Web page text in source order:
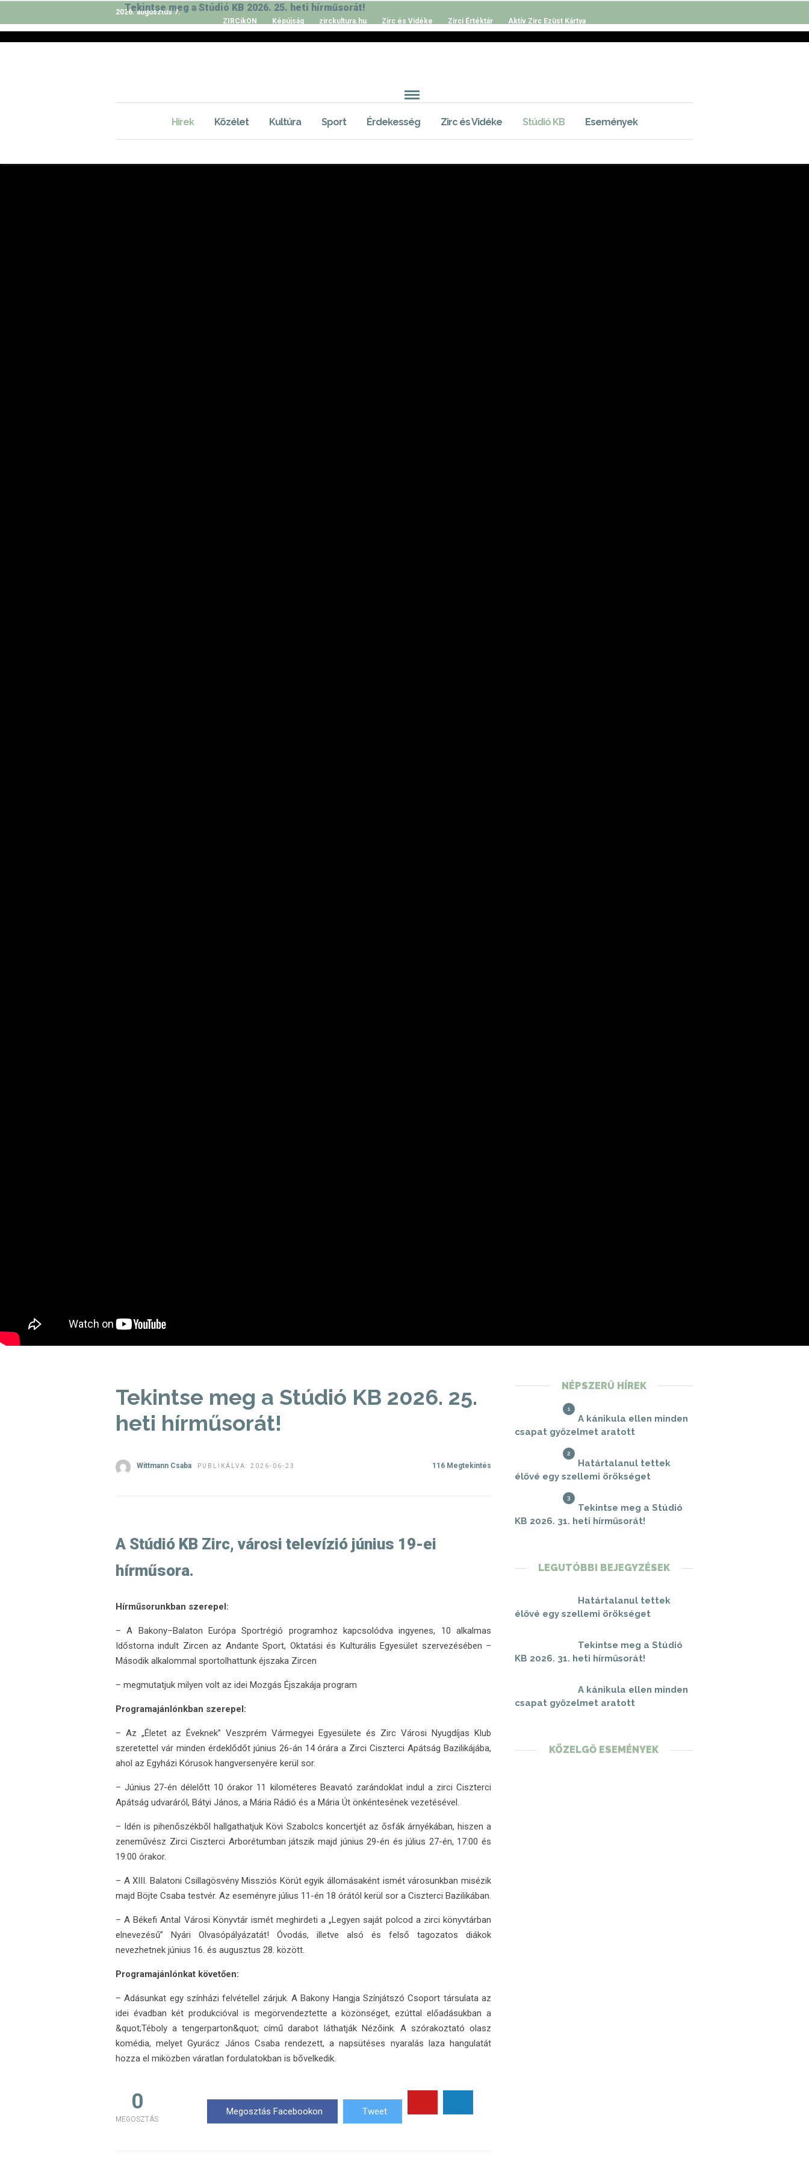
2026. augusztus 7.
ZIRCikON
Képújság zirckultura.hu Zirc és Vidéke Zirci Értéktár Aktív Zirc Ezüst Kártya
Hírek Közélet Kultúra Sport Érdekesség Zirc és Vidéke Stúdió KB Események
Tekintse meg a Stúdió KB 2026. 25.
heti hírműsorát!
Wittmann Csaba PUBLIKÁLVA: 2026-06-23 116 Megtekintés
A Stúdió KB Zirc, városi televízió június 19-ei
hírműsora.
Hírműsorunkban szerepel:
– A Bakony–Balaton Európa Sportrégió programhoz kapcsolódva ingyenes, 10 alkalmas
Időstorna indult Zircen az Andante Sport, Oktatási és Kulturális Egyesület szervezésében –
Második alkalommal sportolhattunk éjszaka Zircen
– megmutatjuk milyen volt az idei Mozgás Éjszakája program
Programajánlónkban szerepel:
– Az „Életet az Éveknek” Veszprém Vármegyei Egyesülete és Zirc Városi Nyugdíjas Klub
szeretettel vár minden érdeklődőt június 26-án 14 órára a Zirci Ciszterci Apátság Bazilikájába,
ahol az Egyházi Kórusok hangversenyére kerül sor.
– Június 27-én délelőtt 10 órakor 11 kilométeres Beavató zarándoklat indul a zirci Ciszterci
Apátság udvaráról, Bátyi János, a Mária Rádió és a Mária Út önkéntesének vezetésével.
– Idén is pihenőszékből hallgathatjuk Kövi Szabolcs koncertjét az ősfák árnyékában, hiszen a
zeneművész Zirci Ciszterci Arborétumban játszik majd június 29-én és július 27-én, 17:00 és
19:00 órakor.
– A XIII. Balatoni Csillagösvény Missziós Körút egyik állomásaként ismét városunkban misézik
majd Böjte Csaba testvér. Az eseményre július 11-én 18 órától kerül sor a Ciszterci Bazilikában.
– A Békefi Antal Városi Könyvtár ismét meghirdeti a „Legyen saját polcod a zirci könyvtárban
elnevezésű” Nyári Olvasópályázatát! Óvodás, illetve alsó és felső tagozatos diákok
nevezhetnek június 16. és augusztus 28. között.
Programajánlónkat követően:
– Adásunkat egy színházi felvétellel zárjuk. A Bakony Hangja Színjátszó Csoport társulata az
idei évadban két produkcióval is megörvendeztette a közönséget, ezúttal előadásukban a
&quot;Téboly a tengerparton&quot; című darabot láthatják Nézőink. A szórakoztató olasz
komédia, melyet Gyurácz János Csaba rendezett, a napsütéses nyaralás laza hangulatát
hozza el miközben váratlan fordulatokban is bővelkedik.
0
MEGOSZTÁS
Megosztás Facebookon Tweet
NÉPSZERŰ HÍREK
1
A kánikula ellen minden
csapat győzelmet aratott
2
Határtalanul tettek
élővé egy szellemi örökséget
3
Tekintse meg a Stúdió
KB 2026. 31. heti hírműsorát!
LEGUTÓBBI BEJEGYZÉSEK
Határtalanul tettek
élővé egy szellemi örökséget
Tekintse meg a Stúdió
KB 2026. 31. heti hírműsorát!
A kánikula ellen minden
csapat győzelmet aratott
KÖZELGŐ ESEMÉNYEK
Tekintse meg a Stúdió KB 2026. 25. heti hírműsorát!